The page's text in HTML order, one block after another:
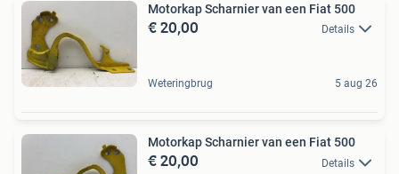
Motorkap Scharnier van een Fiat 500
€ 20,00 Details
Weteringbrug 5 aug 26
Motorkap Scharnier van een Fiat 500
€ 20,00 Details